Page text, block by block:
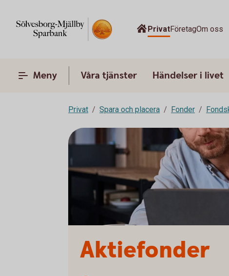
PrivatFöretagOm oss
Meny Våra tjänster Händelser i livet
Privat Spara och placera Fonder
Aktiefonder